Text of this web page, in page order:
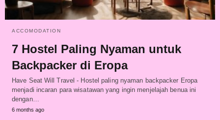
ACCOMODATION
7 Hostel Paling Nyaman untuk
Backpacker di Eropa
Have Seat Will Travel - Hostel paling nyaman backpacker Eropa
menjadi incaran para wisatawan yang ingin menjelajah benua ini
dengan…
6 months ago